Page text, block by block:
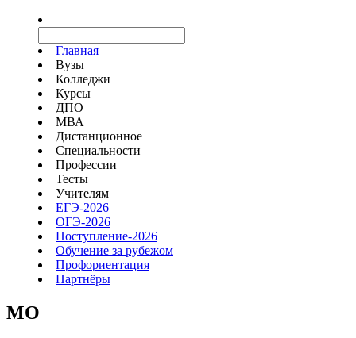
Главная
Вузы
Колледжи
Курсы
ДПО
МВА
Дистанционное
Специальности
Профессии
Тесты
Учителям
ЕГЭ-2026
ОГЭ-2026
Поступление-2026
Обучение за рубежом
Профориентация
Партнёры
MO